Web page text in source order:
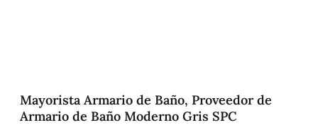
Mayorista Armario de Baño, Proveedor de
Armario de Baño Moderno Gris SPC